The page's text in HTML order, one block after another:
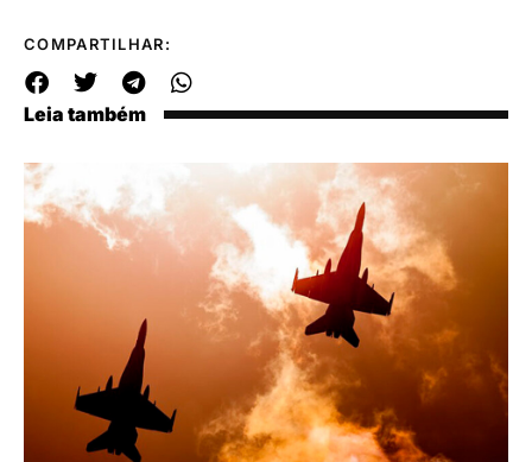
COMPARTILHAR:
Leia também